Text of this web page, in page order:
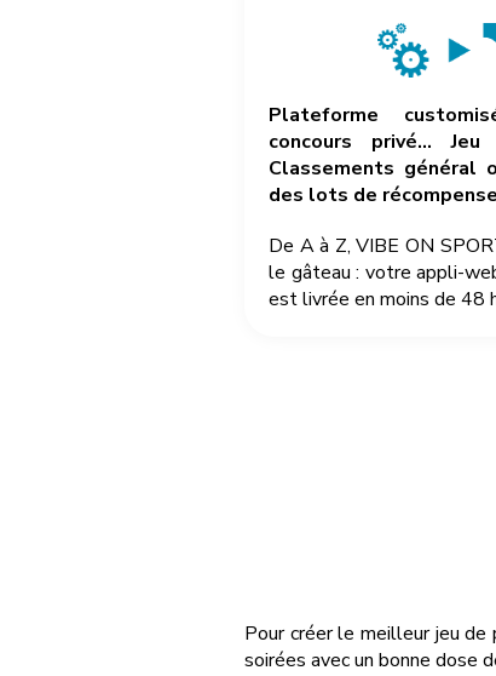
Plateforme
concours privé…
Classements général
des lots de
De A à Z, VIBE ON
le gâteau : votre appli-
est livrée en moins de 48
Pour créer le meilleur jeu
soirées avec un bonne dose